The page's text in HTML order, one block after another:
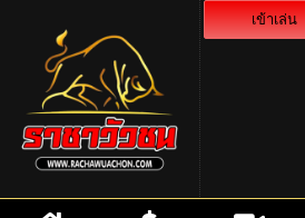
เข้าเล่น